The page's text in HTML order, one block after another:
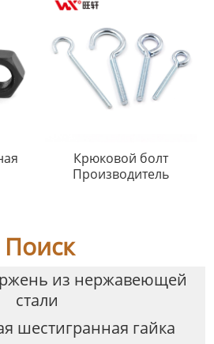
Крюковой болт
Производитель
Поиск
из нержавеющей
стали
шестигранная гайка